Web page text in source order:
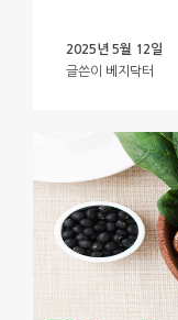
2025년 5월 12일
글쓴이 베지닥터